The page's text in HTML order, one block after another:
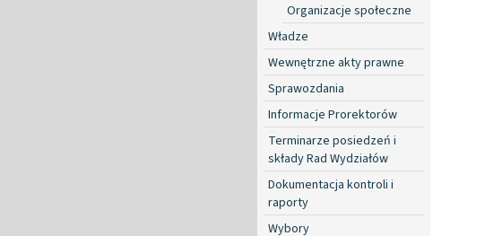
Organizacje społeczne
Władze
Wewnętrzne akty prawne
Sprawozdania
Informacje Prorektorów
Terminarze posiedzeń i
składy Rad Wydziałów
Dokumentacja kontroli i
raporty
Wybory